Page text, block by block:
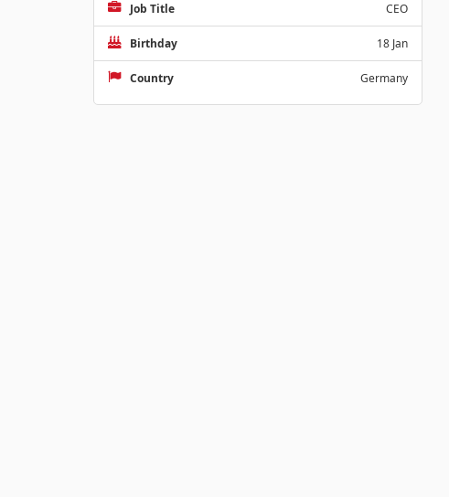
Job Title CEO
Birthday 18 Jan
Country Germany